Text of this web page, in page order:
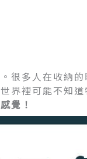
。很多人在收納
界裡可能不知
覺！